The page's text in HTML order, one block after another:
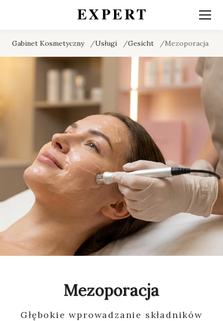
Gabinet Kosmetyczny Usługi Gesicht Mezoporacja
Mezoporacja
Głębokie wprowadzanie składników